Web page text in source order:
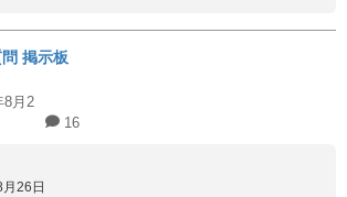
掲示板
8月2
16
26日